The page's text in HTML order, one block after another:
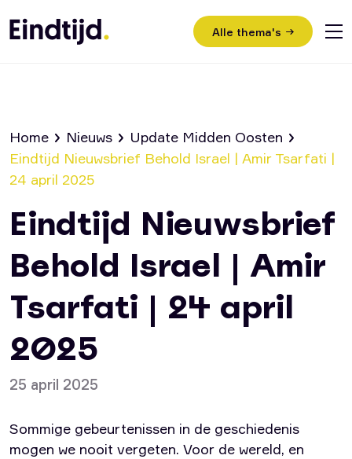
Alle thema's
Home
Nieuws
Bijeenkomsten
Uitleg evangelie
Contact
Home Nieuws
Update Midden Oosten
Eindtijd Nieuwsbrief Behold Israel | Amir Tsarfati |
24 april 2025
Eindtijd Nieuwsbrief
Behold Israel | Amir
Tsarfati | 24 april
2025
25 april 2025
Sommige gebeurtenissen in de geschiedenis
mogen we nooit vergeten. Voor de wereld, en